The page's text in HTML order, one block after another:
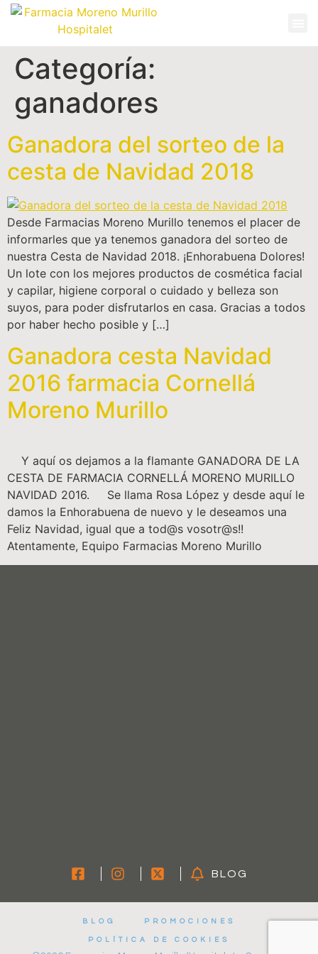
Categoría:
ganadores
Ganadora del sorteo de la
cesta de Navidad 2018
Desde Farmacias Moreno Murillo tenemos el placer de
informarles que ya tenemos ganadora del sorteo de
nuestra Cesta de Navidad 2018. ¡Enhorabuena Dolores!
Un lote con los mejores productos de cosmética facial
y capilar, higiene corporal o cuidado y belleza son
suyos, para poder disfrutarlos en casa. Gracias a todos
por haber hecho posible y […]
Ganadora cesta Navidad
2016 farmacia Cornellá
Moreno Murillo
Y aquí os dejamos a la flamante GANADORA DE LA
CESTA DE FARMACIA CORNELLÁ MORENO MURILLO
NAVIDAD 2016. Se llama Rosa López y desde aquí le
damos la Enhorabuena de nuevo y le deseamos una
Feliz Navidad, igual que a tod@s vosotr@s!!
Atentamente, Equipo Farmacias Moreno Murillo
BLOG
BLOG PROMOCIONES
POLÍTICA DE COOKIES